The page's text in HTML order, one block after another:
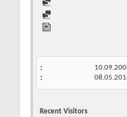
Recent Visitors